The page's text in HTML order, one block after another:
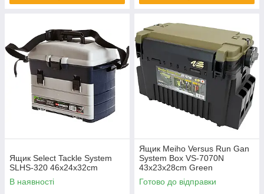
Ящик Select Tackle System
SLHS-320 46x24x32cm
В наявності
Ящик Meiho Versus Run Gan
System Box VS-7070N
43x23x28cm Green
Готово до відправки